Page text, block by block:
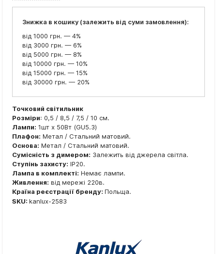
Знижка в кошику (залежить від суми замовлення):
від 1000 грн. — 4%
від 3000 грн. — 6%
від 5000 грн. — 8%
від 10000 грн. — 10%
від 15000 грн. — 15%
від 30000 грн. — 20%
Точковий світильник
Розміри: 0,5 / 8,5 / 7,5 / 10 см.
Лампи: 1шт x 50Вт (GU5.3)
Плафон: Метал / Стальний матовий.
Основа: Метал / Стальний матовий.
Сумісність з димером: Залежить від джерела світла.
Ступінь захисту: IP20.
Лампа в комплекті: Немає лампи.
Живлення: від мережі 220в.
Країна реєстрації бренду: Польща.
SKU: kanlux-2583